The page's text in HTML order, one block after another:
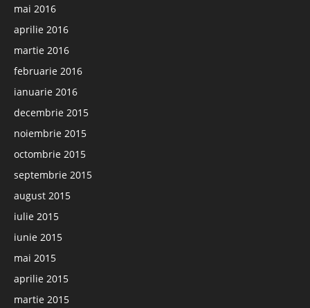
mai 2016
aprilie 2016
martie 2016
februarie 2016
ianuarie 2016
decembrie 2015
noiembrie 2015
octombrie 2015
septembrie 2015
august 2015
iulie 2015
iunie 2015
mai 2015
aprilie 2015
martie 2015